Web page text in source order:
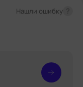
Нашли ошибку